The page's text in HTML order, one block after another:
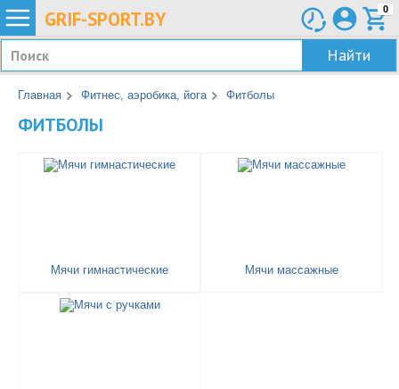
GRIF-SPORT.BY 0
Найти
Главная Фитнес, аэробика, йога Фитболы
ФИТБОЛЫ
Мячи гимнастические Мячи массажные